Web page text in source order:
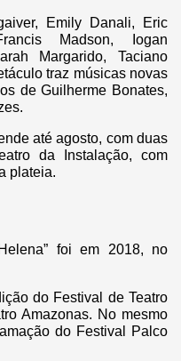
Emily Danali, Eric
Madson, Iogan
Margarido, Taciano
traz músicas novas
de Guilherme Bonates,
até agosto, com duas
da Instalação, com
plateia.
foi em 2018, no
do Festival de Teatro
Amazonas. No mesmo
do Festival Palco